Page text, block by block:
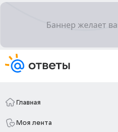
Главная
Моя лента